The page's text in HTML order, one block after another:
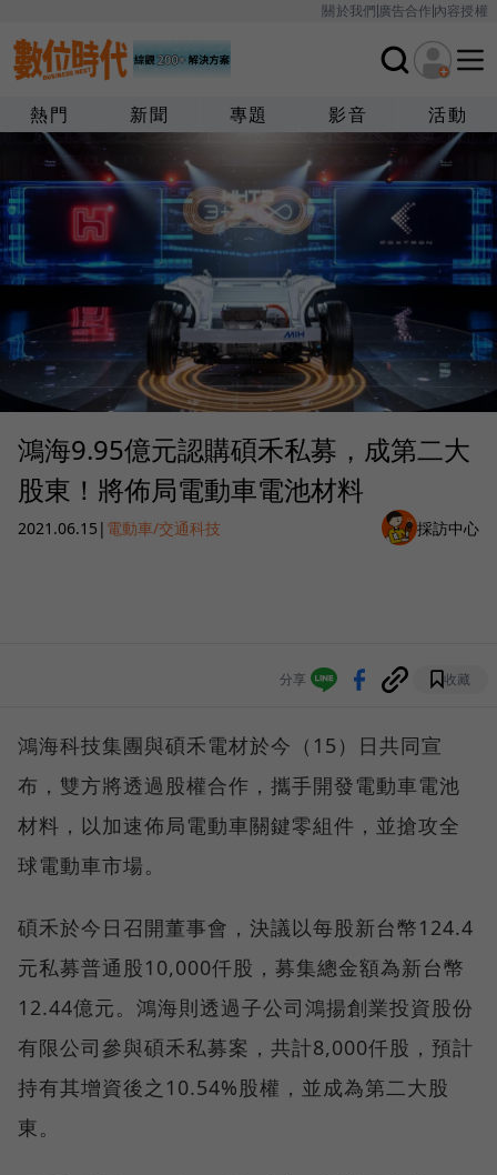
關於我們廣告合作內容授權
熱門 新聞 專題 影音 活動
鴻海9.95億元認購碩禾私募，成第二大
股東！將佈局電動車電池材料
2021.06.15 | 電動車/交通科技 採訪中心
分享 收藏
鴻海科技集團與碩禾電材於今（15）日共同宣
布，雙方將透過股權合作，攜手開發電動車電池
材料，以加速佈局電動車關鍵零組件，並搶攻全
球電動車市場。
碩禾於今日召開董事會，決議以每股新台幣124.4
元私募普通股10,000仟股，募集總金額為新台幣
12.44億元。鴻海則透過子公司鴻揚創業投資股份
有限公司參與碩禾私募案，共計8,000仟股，預計
持有其增資後之10.54%股權，並成為第二大股
東。